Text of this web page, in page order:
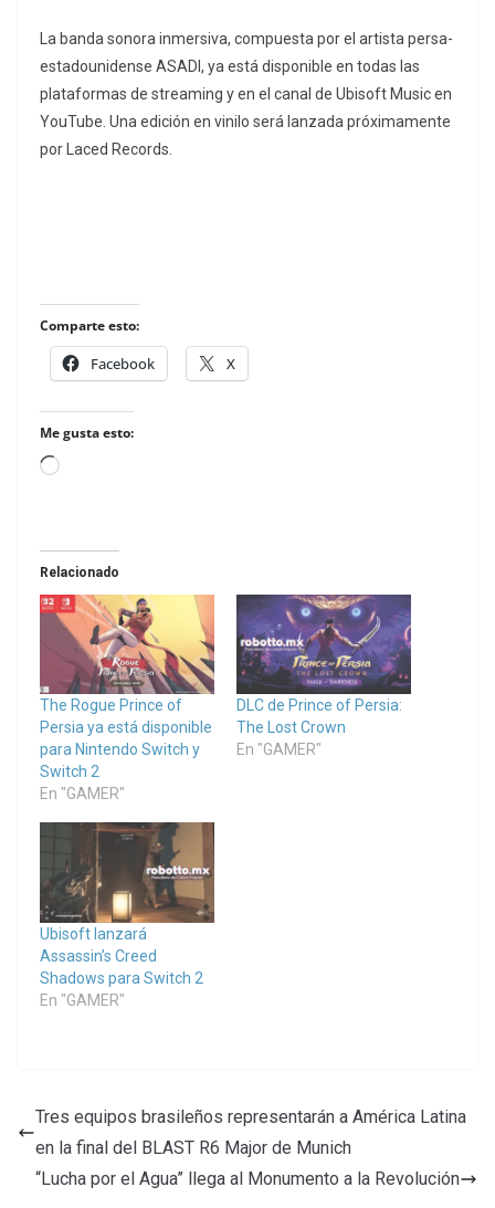
La banda sonora inmersiva, compuesta por el artista persa-
estadounidense ASADI, ya está disponible en todas las
plataformas de streaming y en el canal de Ubisoft Music en
YouTube. Una edición en vinilo será lanzada próximamente
por Laced Records.
Comparte esto:
Facebook X
Me gusta esto:
Loading…
Relacionado
The Rogue Prince of
Persia ya está disponible
para Nintendo Switch y
Switch 2
En "GAMER"
DLC de Prince of Persia:
The Lost Crown
En "GAMER"
Ubisoft lanzará
Assassin’s Creed
Shadows para Switch 2
En "GAMER"
Tres equipos brasileños representarán a América Latina
en la final del BLAST R6 Major de Munich
“Lucha por el Agua” llega al Monumento a la Revolución